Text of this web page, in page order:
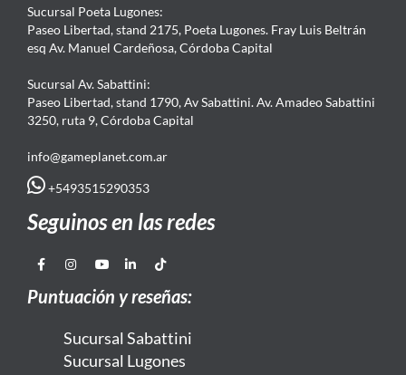
Sucursal Poeta Lugones:
Paseo Libertad, stand 2175, Poeta Lugones. Fray Luis Beltrán
esq Av. Manuel Cardeñosa, Córdoba Capital
Sucursal Av. Sabattini:
Paseo Libertad, stand 1790, Av Sabattini. Av. Amadeo Sabattini
3250, ruta 9, Córdoba Capital
info@gameplanet.com.ar
+5493515290353
Seguinos en las redes
Puntuación y reseñas:
Sucursal Sabattini
Sucursal Lugones